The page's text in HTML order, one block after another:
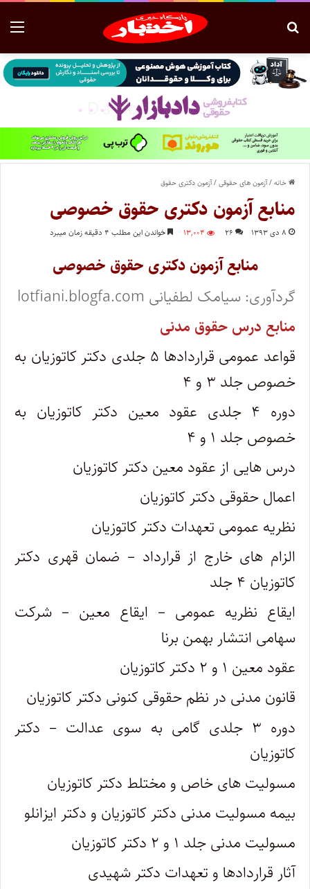
خانه/آزمون های حقوقی/آزمون دکتری حقوق
منابع آزمون دکتری حقوق خصوصی
۸ دی ۱۳۹۳ ۲۶ ۱۳,۰۰۴ خواندن این مطلب ۴ دقیقه زمان میبرد
منابع آزمون دکتری حقوق خصوصی
گردآوری: سیامک لطفیانی lotfiani.blogfa.com
منابع درس حقوق مدنی
قواعد عمومی قراردادها ۵ جلدی دکتر کاتوزیان به
خصوص جلد ۳ و ۴
دوره ۴ جلدی عقود معین دکتر کاتوزیان به
خصوص جلد ۱ و ۴
درس هایی از عقود معین دکتر کاتوزیان
اعمال حقوقی دکتر کاتوزیان
نظریه عمومی تعهدات دکتر کاتوزیان
الزام های خارج از قرارداد – ضمان قهری دکتر
کاتوزیان ۴ جلد
ایقاع نظریه عمومی – ایقاع معین – شرکت
سهامی انتشار بهمن برنا
عقود معین ۱ و ۲ دکتر کاتوزیان
قانون مدنی در نظم حقوقی کنونی دکتر کاتوزیان
دوره ۳ جلدی گامی به سوی عدالت – دکتر
کاتوزیان
مسولیت های خاص و مختلط دکتر کاتوزیان
بیمه مسولیت مدنی دکتر کاتوزیان و دکتر ایزانلو
مسولیت مدنی جلد ۱ و ۲ دکتر کاتوزیان
آثار قراردادها و تعهدات دکتر شهیدی